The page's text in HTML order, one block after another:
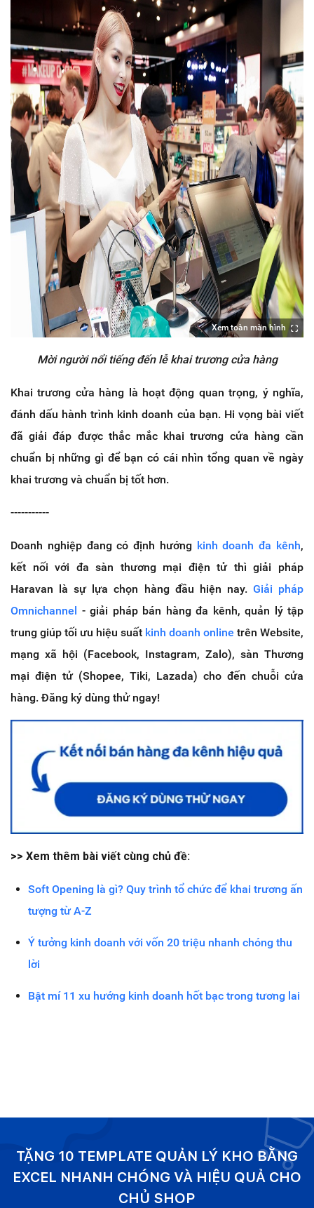
Xem toàn màn hình
Mời người nổi tiếng đến lễ khai trương cửa hàng
Khai trương cửa hàng là hoạt động quan trọng, ý nghĩa,
đánh dấu hành trình kinh doanh của bạn. Hi vọng bài viết
đã giải đáp được thắc mắc khai trương cửa hàng cần
chuẩn bị những gì để bạn có cái nhìn tổng quan về ngày
khai trương và chuẩn bị tốt hơn.
-----------
Doanh nghiệp đang có định hướng kinh doanh đa kênh,
kết nối với đa sàn thương mại điện tử thì giải pháp
Haravan là sự lựa chọn hàng đầu hiện nay. Giải pháp
Omnichannel - giải pháp bán hàng đa kênh, quản lý tập
trung giúp tối ưu hiệu suất kinh doanh online trên Website,
mạng xã hội (Facebook, Instagram, Zalo), sàn Thương
mại điện tử (Shopee, Tiki, Lazada) cho đến chuỗi cửa
hàng. Đăng ký dùng thử ngay!
>> Xem thêm bài viết cùng chủ đề:
Soft Opening là gì? Quy trình tổ chức để khai trương ấn
tượng từ A-Z
Ý tưởng kinh doanh với vốn 20 triệu nhanh chóng thu
lời
Bật mí 11 xu hướng kinh doanh hốt bạc trong tương lai
TẶNG 10 TEMPLATE QUẢN LÝ KHO BẰNG
EXCEL NHANH CHÓNG VÀ HIỆU QUẢ CHO
CHỦ SHOP